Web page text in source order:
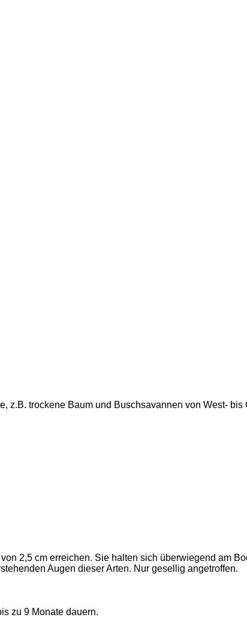
z.B. trockene Baum und Buschsavannen von West- bis
2,5 cm erreichen. Sie halten sich überwiegend am
Augen dieser Arten. Nur gesellig angetroffen.
zu 9 Monate dauern.